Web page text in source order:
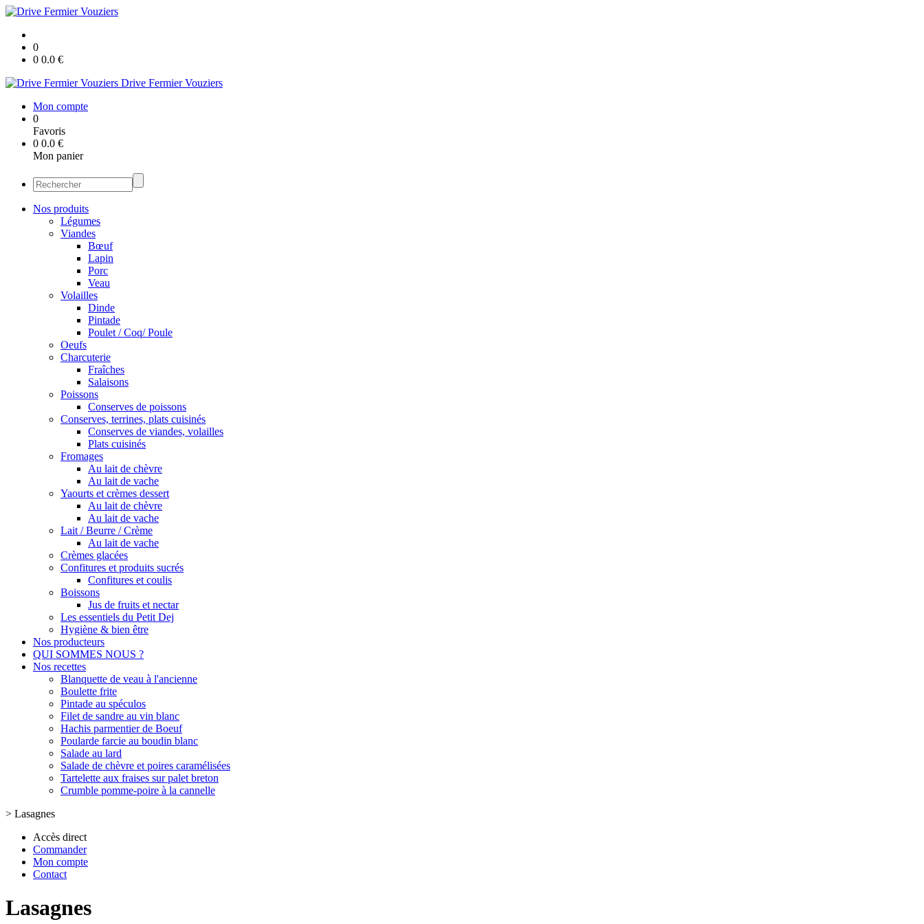
0
0 0.0 €
Drive Fermier Vouziers
Mon compte
0
Favoris
0 0.0 €
Mon panier
Nos produits
Légumes
Viandes
Bœuf
Lapin
Porc
Veau
Volailles
Dinde
Pintade
Poulet / Coq/ Poule
Oeufs
Charcuterie
Fraîches
Salaisons
Poissons
Conserves de poissons
Conserves, terrines, plats cuisinés
Conserves de viandes, volailles
Plats cuisinés
Fromages
Au lait de chèvre
Au lait de vache
Yaourts et crèmes dessert
Au lait de chèvre
Au lait de vache
Lait / Beurre / Crème
Au lait de vache
Crèmes glacées
Confitures et produits sucrés
Confitures et coulis
Boissons
Jus de fruits et nectar
Les essentiels du Petit Dej
Hygiène & bien être
Nos producteurs
QUI SOMMES NOUS ?
Nos recettes
Blanquette de veau à l'ancienne
Boulette frite
Pintade au spéculos
Filet de sandre au vin blanc
Hachis parmentier de Boeuf
Poularde farcie au boudin blanc
Salade au lard
Salade de chèvre et poires caramélisées
Tartelette aux fraises sur palet breton
Crumble pomme-poire à la cannelle
> Lasagnes
Accès direct
Commander
Mon compte
Contact
Lasagnes